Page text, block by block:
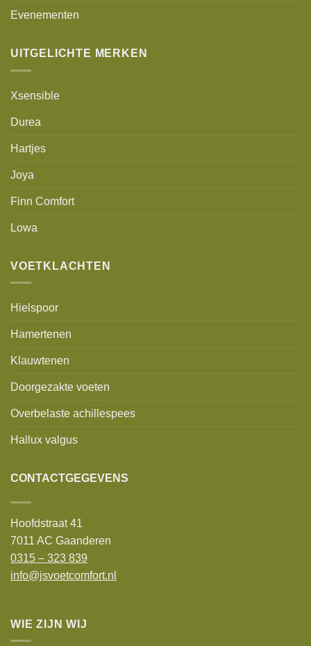
Evenementen
UITGELICHTE MERKEN
Xsensible
Durea
Hartjes
Joya
Finn Comfort
Lowa
VOETKLACHTEN
Hielspoor
Hamertenen
Klauwtenen
Doorgezakte voeten
Overbelaste achillespees
Hallux valgus
CONTACTGEGEVENS
Hoofdstraat 41
7011 AC Gaanderen
0315 – 323 839
info@jsvoetcomfort.nl
WIE ZIJN WIJ